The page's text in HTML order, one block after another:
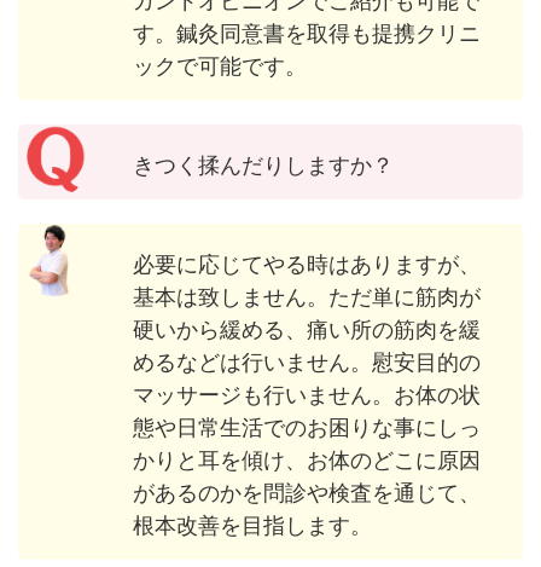
す。鍼灸同意書を取得も提携クリニ
ックで可能です。
きつく揉んだりしますか？
必要に応じてやる時はありますが、
基本は致しません。ただ単に筋肉が
硬いから緩める、痛い所の筋肉を緩
めるなどは行いません。慰安目的の
マッサージも行いません。お体の状
態や日常生活でのお困りな事にしっ
かりと耳を傾け、お体のどこに原因
があるのかを問診や検査を通じて、
根本改善を目指します。